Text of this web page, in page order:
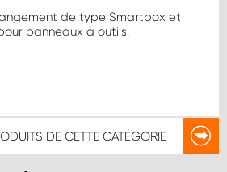
de type Smartbox et
panneaux à outils.
DE CETTE CATÉGORIE